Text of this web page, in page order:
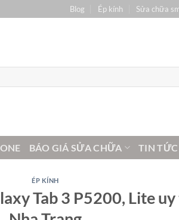
Blog Ép kính Sửa chữa
BÁO GIÁ SỬA CHỮA TIN TỨC
ÉP KÍNH
Tab 3 P5200, Lite